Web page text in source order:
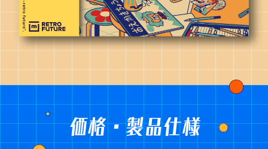
価格・製品仕様